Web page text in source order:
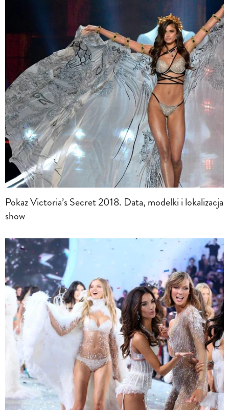
Pokaz Victoria’s Secret 2018. Data, modelki i lokalizacja
show